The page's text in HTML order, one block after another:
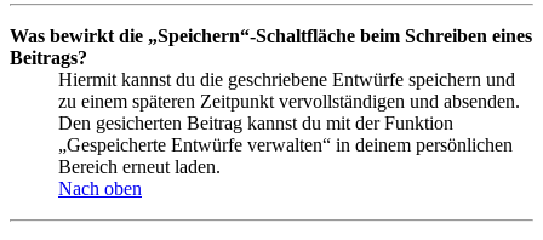
Was bewirkt die „Speichern“-Schaltfläche beim Schreiben eines
Beitrags?
Hiermit kannst du die geschriebene Entwürfe speichern und
zu einem späteren Zeitpunkt vervollständigen und absenden.
Den gesicherten Beitrag kannst du mit der Funktion
„Gespeicherte Entwürfe verwalten“ in deinem persönlichen
Bereich erneut laden.
Nach oben